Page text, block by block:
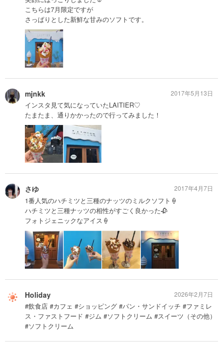
こちらは7月限定ですが
さっぱりとした新鮮な甘みのソフトです。
mjnkk
インスタ見て気になっていたLAITIER♡
たまたま、通りかかったので行ってみました！
2017年5月13日
さゆ
1番人気のハチミツと三種のナッツのミルクソフト🍦
ハチミツと三種ナッツの相性がすごく良かった🥀
フォトジェニックなアイス🍦
2017年4月7日
Holiday
#飲食店 #カフェ #ショッピング #パン・サンドイッチ #ファミレ
ス・ファストフード #ジム #ソフトクリーム #スイーツ（その他）
#ソフトクリーム
2026年2月7日